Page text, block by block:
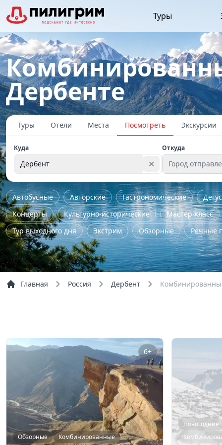
Туры
Дербенте
Туры Отели Места Посмотреть Экскурсии
Куда
Дербент ✕
Откуда
Город
Автобусные Авторские Гастрономические
Концерты
Культурно-исторические Мастер-класс
Тур выходного дня
Экстрим Обзорные Речные
Главная Россия Дербент
6+
Обзорные Комбинированные
Новогодние